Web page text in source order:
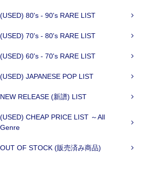
(USED) 80's - 90's RARE LIST
(USED) 70's - 80's RARE LIST
(USED) 60's - 70's RARE LIST
(USED) JAPANESE POP LIST
NEW RELEASE (新譜) LIST
(USED) CHEAP PRICE LIST ～All
Genre
OUT OF STOCK (販売済み商品)